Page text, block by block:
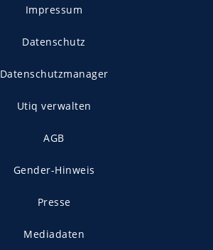
Impressum
Datenschutz
Datenschutzmanager
Utiq verwalten
AGB
Gender-Hinweis
Presse
Mediadaten